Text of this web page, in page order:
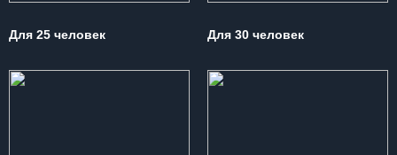
Для 25 человек Для 30 человек